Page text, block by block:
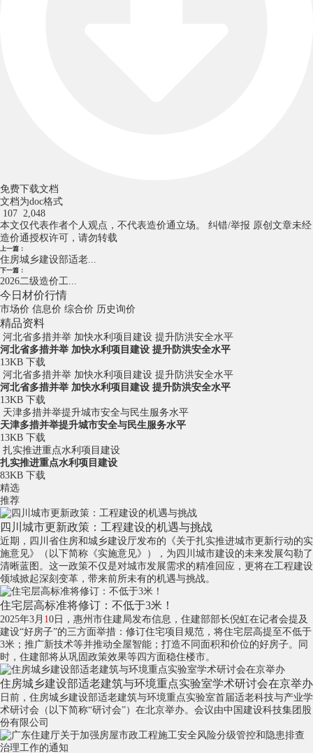
免费下载文档
文档为doc格式
107 2,048
本文仅代表作者个人观点，不代表造价通立场。 纠错/举报 原创文章未经
造价通授权许可，请勿转载
上一篇：
住房城乡建设部适老...
下一篇：
2026二级造价工...
今日材价行情
市场价 信息价 综合价 历史询价
精品资料
河北省多措并举 加快水利项目建设 提升防洪安全水平
河北省多措并举 加快水利项目建设 提升防洪安全水平
13KB 下载
河北省多措并举 加快水利项目建设 提升防洪安全水平
河北省多措并举 加快水利项目建设 提升防洪安全水平
13KB 下载
天津多措并举提升城市安全与民生服务水平
天津多措并举提升城市安全与民生服务水平
13KB 下载
扎实推进重点水利项目建设
扎实推进重点水利项目建设
83KB 下载
精选
推荐
四川城市更新政策：工程建设的机遇与挑战
近期，四川省住房和城乡建设厅发布的《关于扎实推进城市更新行动的实
施意见》（以下简称《实施意见》），为四川城市建设的未来发展勾勒了
清晰蓝图。这一政策不仅是对城市发展需求的精准回应，更将在工程建设
领域掀起深刻变革，带来前所未有的机遇与挑战。
住宅层高标准将修订：不低于3米！
2025年3月 10日，惠州市住建局发布信息，住建部部长倪虹在记者会提及
建设“好房子”的三方面举措：修订住宅项目规范，将住宅层高提至不低于
3米；推广新技术等并推动全屋智能；打造不同面积和价位的好房子。同
时，住建部将从巩固政策效果等四方面稳住楼市。
住房城乡建设部适老建筑与环境重点实验室学术研讨会在京举办
日前，住房城乡建设部适老建筑与环境重点实验室首届适老科技与产业学
术研讨会（以下简称“研讨会”）在北京举办。会议由中国建设科技集团股
份有限公司